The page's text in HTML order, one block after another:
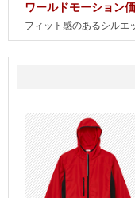
ワールドモーション
フィット感のあるシルエ